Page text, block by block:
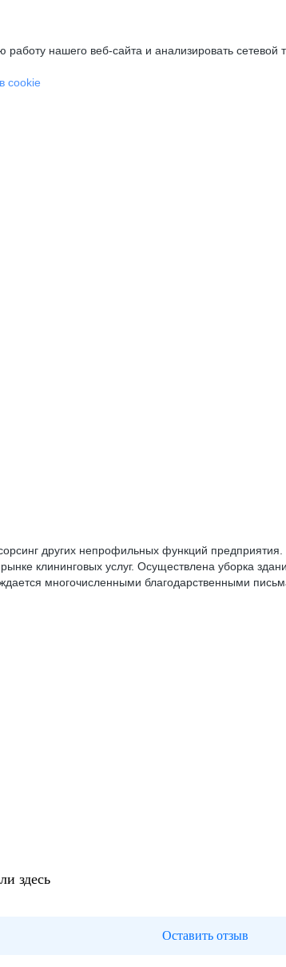
нашего веб-сайта и анализировать сетевой
cookie
других непрофильных функций предприятия.
клининговых услуг. Осуществлена уборка
многочисленными благодарственными
здесь
Оставить отзыв